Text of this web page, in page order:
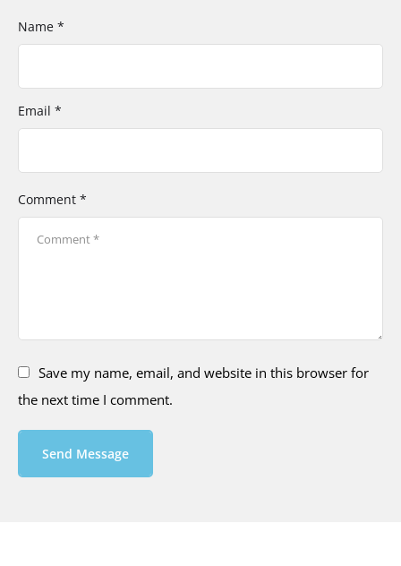
Comment *
Name *
Email *
Save my name, email, and website in this browser for
the next time I comment.
Send Message